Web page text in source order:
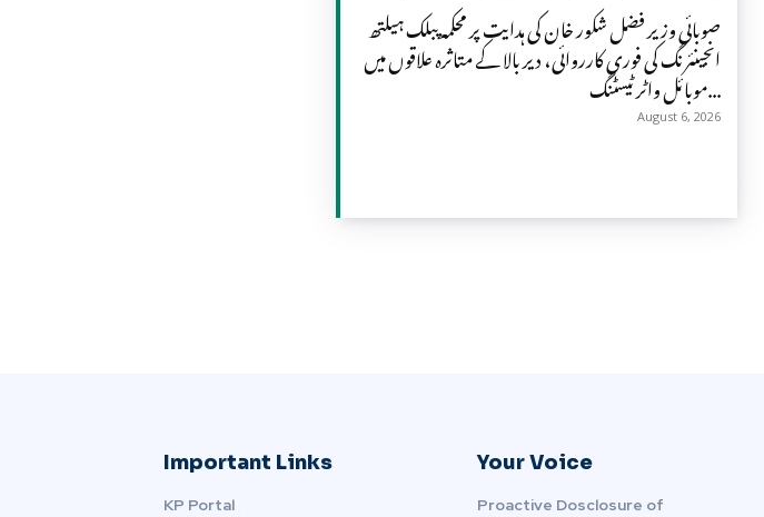
صوبائی وزیر فضل شکور خان کی ہدایت پر محکمہ پبلک ہیلتھ
انجینئرنگ کی فوری کارروائی، دیر بالا کے متاثرہ علاقوں میں
موبائل واٹر ٹیسٹنگ...
August 6, 2026
Important Links
KP Portal
Your Voice
Proactive Dosclosure of